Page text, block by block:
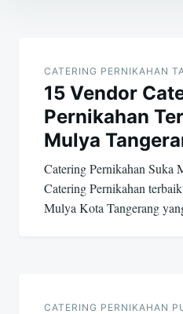
navigation
CATERING PERNIKAHAN
15 Vendor
Pernikahan
Mulya
Catering Pernikahan Suka
Catering Pernikahan
Mulya Kota Tangerang
CATERING PERNIKAHAN